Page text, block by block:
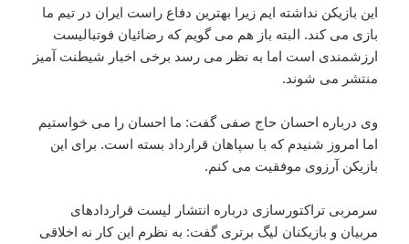
این بازیکن نداشته ایم زیرا بهترین دفاع راست ایران در تیم ما
بازی می کند. البته باز هم می گویم که رضائیان فوتبالیست
ارزشمندی است اما به نظر می رسد برخی اخبار شیطنت آمیز
منتشر می شوند.
وی درباره احسان حاج صفی گفت: ما احسان را می خواستیم
اما امروز شنیدم که با سپاهان قرارداد بسته است. برای این
بازیکن آرزوی موفقیت می کنم.
سرمربی تراکتورسازی درباره انتشار لیست قراردادهای
مربیان و بازیکنان لیگ برتری گفت: به نظرم این کار نه اخلاقی